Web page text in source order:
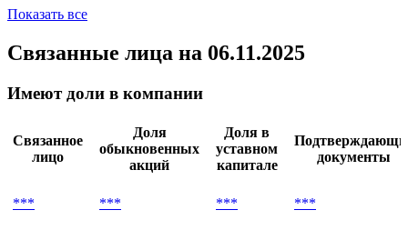
Показать все
Связанные лица на 06.11.2025
Имеют доли в компании
Связанное
лицо
Доля
обыкновенных
акций
Доля в
уставном
капитале
документы
*** *** *** ***